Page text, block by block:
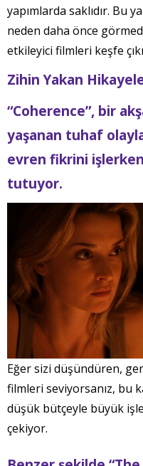
yapımlarda saklıdır. Bu
neden daha önce
etkileyici filmleri keşfe
Zihin Yakan
“Coherence”, bir
yaşanan tuhaf
evren fikrini
tutuyor.
Eğer sizi düşündüren,
filmleri seviyorsanız, bu
düşük bütçeyle büyük
çekiyor.